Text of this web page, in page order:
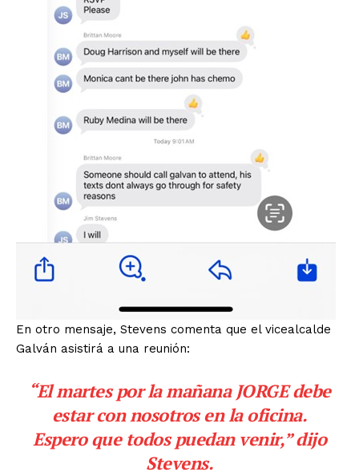
En otro mensaje, Stevens comenta que el vicealcalde
Galván asistirá a una reunión:
“El martes por la mañana JORGE debe
estar con nosotros en la oficina.
Espero que todos puedan venir,” dijo
Stevens.